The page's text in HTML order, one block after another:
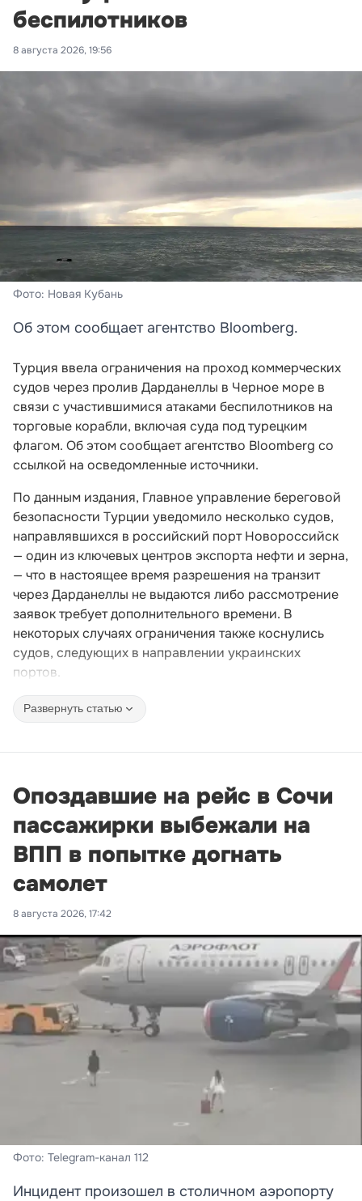
беспилотников
8 августа 2026, 19:56
Фото: Новая Кубань
Об этом сообщает агентство Bloomberg.
Турция ввела ограничения на проход коммерческих
судов через пролив Дарданеллы в Черное море в
связи с участившимися атаками беспилотников на
торговые корабли, включая суда под турецким
флагом. Об этом сообщает агентство Bloomberg со
ссылкой на осведомленные источники.
По данным издания, Главное управление береговой
безопасности Турции уведомило несколько судов,
направлявшихся в российский порт Новороссийск
— один из ключевых центров экспорта нефти и зерна,
— что в настоящее время разрешения на транзит
через Дарданеллы не выдаются либо рассмотрение
заявок требует дополнительного времени. В
некоторых случаях ограничения также коснулись
судов, следующих в направлении украинских
портов.
Развернуть статью
Опоздавшие на рейс в Сочи
пассажирки выбежали на
ВПП в попытке догнать
самолет
8 августа 2026, 17:42
Фото: Telegram-канал 112
Инцидент произошел в столичном аэропорту